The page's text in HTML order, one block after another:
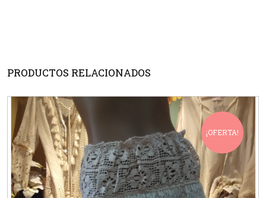
PRODUCTOS RELACIONADOS
¡OFERTA!